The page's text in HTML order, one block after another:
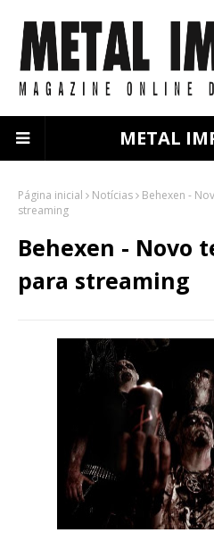
METAL
Página inicial Notícias
Behexen -
streaming
Behexen - Novo
para streaming